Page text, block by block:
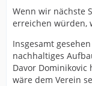
Wenn wir nächste
erreichen würden,
Insgesamt
nachhaltiges
Davor
wäre dem Verein